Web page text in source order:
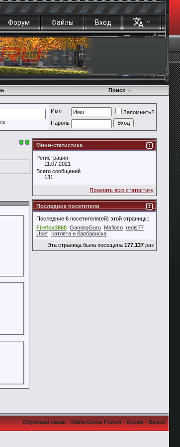
Форум Файлы Вход
Поиск
Имя
Запомнить?
Пароль
Мини-статистика
Регистрация
11.07.2021
Всего сообщений
131
Показать всю статистику
Последние посетители
Последние 6 посетителя(ей) этой страницы:
Firefox3860 GamingGuru Mafioso regis77
User Катлета и барбариска
Эта страница была посещена 177,137 раз
Обратная связь-Mafia-Game Forum-Архив-Вверх